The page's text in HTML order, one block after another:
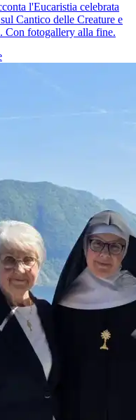
l'Eucaristia celebrata
Cantico delle Creature e
Con fotogallery alla fine.